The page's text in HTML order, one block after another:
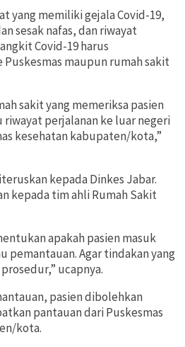
yang memiliki gejala Covid-19,
sesak nafas, dan riwayat
Covid-19 harus
maupun rumah sakit
sakit yang memeriksa pasien
perjalanan ke luar negeri
kesehatan kabupaten/kota,”
kepada Dinkes Jabar.
kepada tim ahli Rumah Sakit
apakah pasien masuk
pemantauan. Agar tindakan yang
ucapnya.
pasien dibolehkan
pantauan dari Puskesmas
kota.